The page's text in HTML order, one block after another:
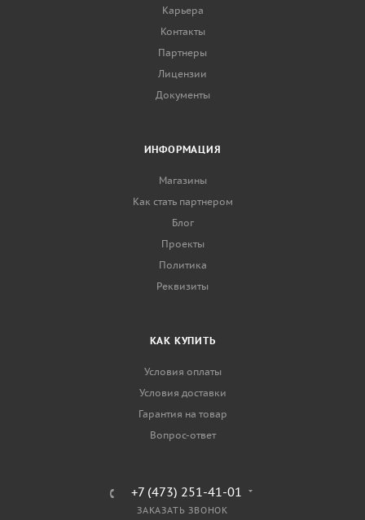
Карьера
Контакты
Партнеры
Лицензии
Документы
ИНФОРМАЦИЯ
Магазины
Как стать партнером
Блог
Проекты
Политика
Реквизиты
КАК КУПИТЬ
Условия оплаты
Условия доставки
Гарантия на товар
Вопрос-ответ
+7 (473) 251-41-01
ЗАКАЗАТЬ ЗВОНОК